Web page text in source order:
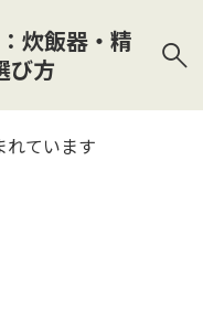
炊飯器・精
び方
ています